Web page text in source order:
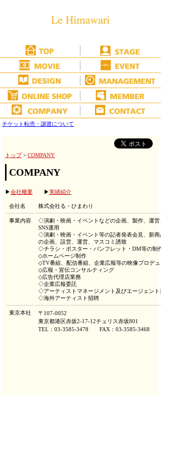
チケット転売・譲渡について
トップ> COMPANY
COMPANY
▶会社概要 ▶実績紹介
会社名 株式会社る・ひまわり
事業内容
◇演劇・映画・イベントなどの企画、製作、運営、宣伝、
SNS運用
◇演劇・映画・イベント等の記者発表会見、新商品発表会等
の企画、設営、運営、マスコミ誘致
◇チラシ・ポスター・パンフレット・DM等の制作
◇ホームページ制作
◇TV番組、配信番組、企業広報等の映像プロデュース
◇広報・宣伝コンサルティング
◇広告代理店業務
◇企業広報委託
◇アーティストマネージメント及びエージェント業務
◇海外アーティスト招聘
東京本社
〒107-0052
東京都港区赤坂2-17-12チュリス赤坂801
TEL：03-3585-3478 FAX：03-3585-3468